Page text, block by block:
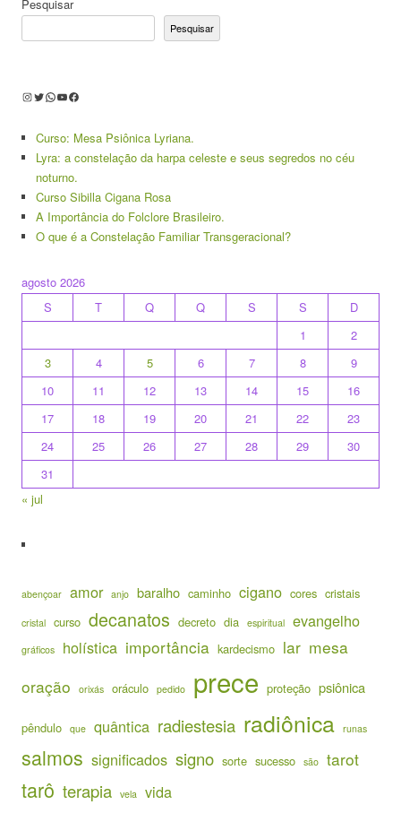
Pesquisar
Pesquisar
Instagram
Twitter
WhatsApp
Youtube
Facebook
Curso: Mesa Psiônica Lyriana.
Lyra: a constelação da harpa celeste e seus segredos no céu
noturno.
Curso Sibilla Cigana Rosa
A Importância do Folclore Brasileiro.
O que é a Constelação Familiar Transgeracional?
agosto 2026
S
T Q Q S S
D
1
2
3
4 5 6 7 8
9
10
11 12 13 14 15
16
17
18 19 20 21 22
23
24
25 26 27 28 29
30
31
« jul
abençoar amor anjo baralho caminho cigano cores cristais
cristal curso decanatos decreto dia espiritual evangelho
gráficos holística importância kardecismo lar mesa
oração
orixás oráculo pedido prece proteção psiônica
pêndulo que quântica radiestesia radiônica runas
salmos significados signo sorte sucesso são tarot
tarô terapia vela vida